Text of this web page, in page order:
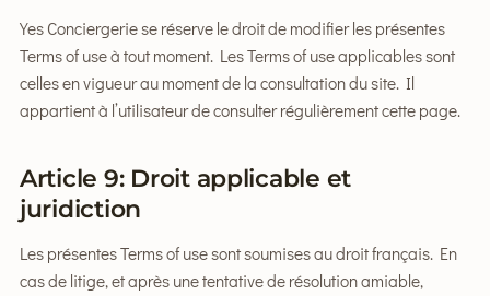
Yes Conciergerie se réserve le droit de modifier les présentes
Terms of use à tout moment. Les Terms of use applicables sont
celles en vigueur au moment de la consultation du site. Il
appartient à l’utilisateur de consulter régulièrement cette page.
Article 9: Droit applicable et
juridiction
Les présentes Terms of use sont soumises au droit français. En
cas de litige, et après une tentative de résolution amiable,